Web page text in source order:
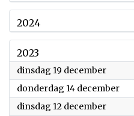
2024
2023
dinsdag 19 december2023
donderdag 14 december2023
dinsdag 12 december2023